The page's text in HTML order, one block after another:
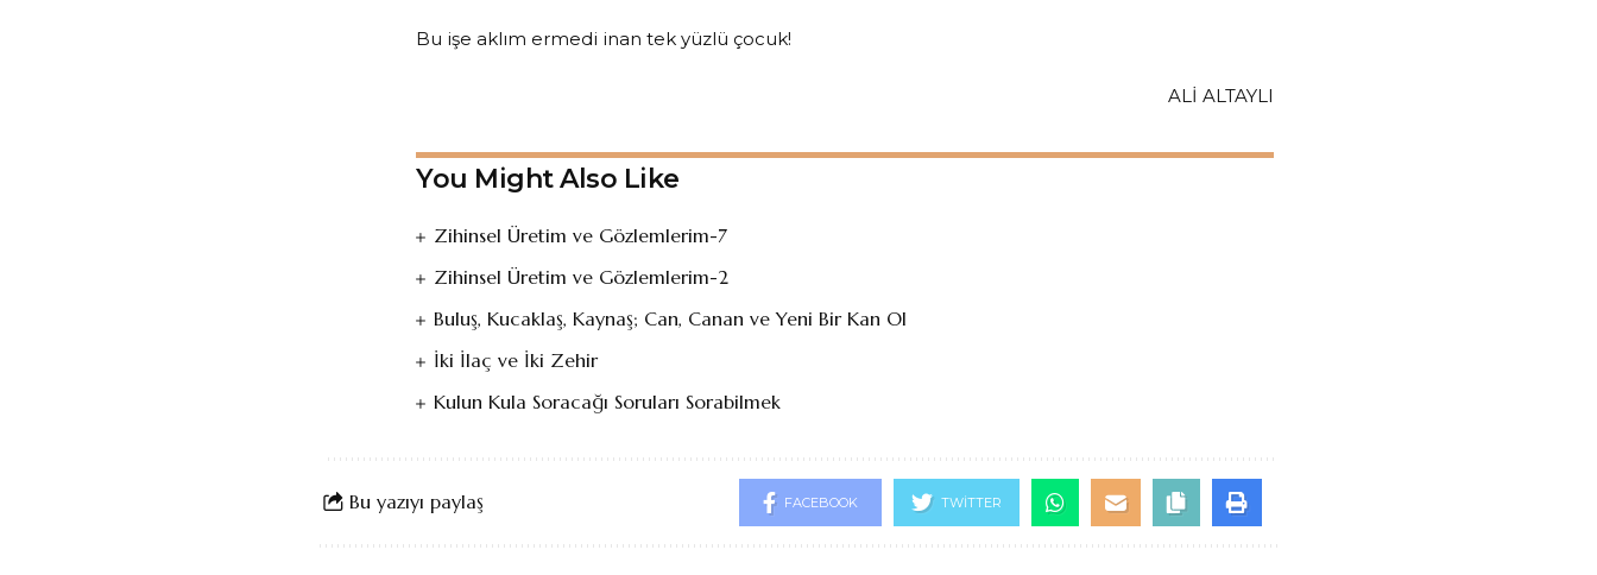
Bu işe aklım ermedi inan tek yüzlü çocuk!
ALİ ALTAYLI
You Might Also Like
Zihinsel Üretim ve Gözlemlerim-7
Zihinsel Üretim ve Gözlemlerim-2
Buluş, Kucaklaş, Kaynaş; Can, Canan ve Yeni Bir Kan Ol
İki İlaç ve İki Zehir
Kulun Kula Soracağı Soruları Sorabilmek
Bu yazıyı paylaş FACEBOOK TWITTER